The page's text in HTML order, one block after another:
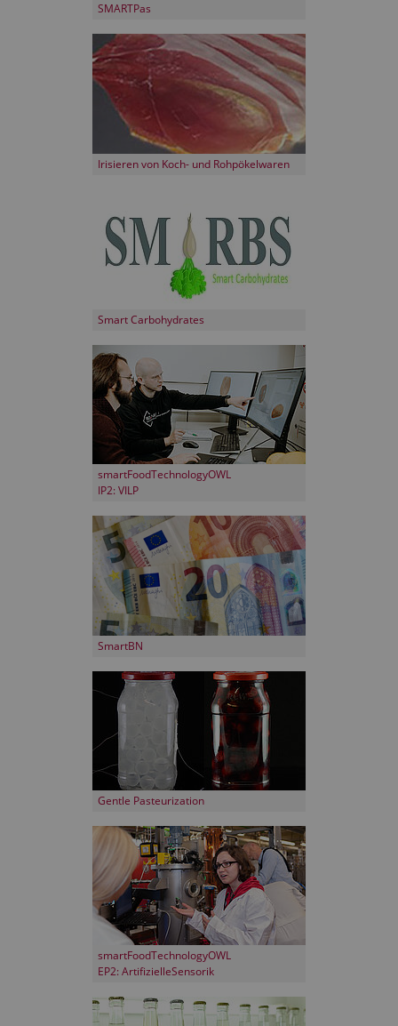
SMARTPas
Irisieren von Koch- und Rohpökelwaren
Smart Carbohydrates
smartFoodTechnologyOWL
IP2: VILP
SmartBN
Gentle Pasteurization
smartFoodTechnologyOWL
EP2: ArtifizielleSensorik